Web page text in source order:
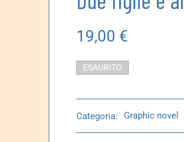
19,00 €
ESAURITO
Categoria: Graphic novel